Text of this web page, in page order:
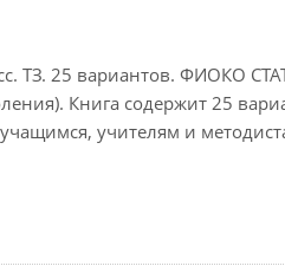
ТЗ. 25 вариантов. ФИОКО
Книга содержит 25
учителям и